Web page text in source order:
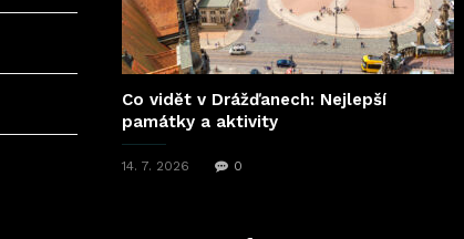
Co vidět v Drážďanech: Nejlepší
památky a aktivity
14. 7. 2026 0